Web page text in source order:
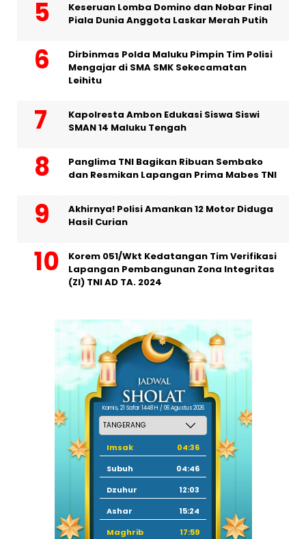
Keseruan Lomba Domino dan Nobar Final
Piala Dunia Anggota Laskar Merah Putih
Dirbinmas Polda Maluku Pimpin Tim Polisi
Mengajar di SMA SMK Sekecamatan
Leihitu
Kapolresta Ambon Edukasi Siswa Siswi
SMAN 14 Maluku Tengah
Panglima TNI Bagikan Ribuan Sembako
dan Resmikan Lapangan Prima Mabes TNI
Akhirnya! Polisi Amankan 12 Motor Diduga
Hasil Curian
Korem 051/Wkt Kedatangan Tim Verifikasi
Lapangan Pembangunan Zona Integritas
(ZI) TNI AD TA. 2024
Kamis, 21 Safar 1448 H / 06 Agustus 2026
Imsak
04:36
Subuh
04:46
Dzuhur
12:03
Ashar
15:24
Maghrib
17:59